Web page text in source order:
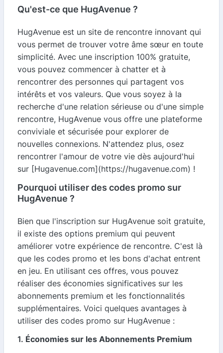
Qu'est-ce que HugAvenue ?
HugAvenue est un site de rencontre innovant qui
vous permet de trouver votre âme sœur en toute
simplicité. Avec une inscription 100% gratuite,
vous pouvez commencer à chatter et à
rencontrer des personnes qui partagent vos
intérêts et vos valeurs. Que vous soyez à la
recherche d'une relation sérieuse ou d'une simple
rencontre, HugAvenue vous offre une plateforme
conviviale et sécurisée pour explorer de
nouvelles connexions. N'attendez plus, osez
rencontrer l'amour de votre vie dès aujourd'hui
sur [Hugavenue.com](https://hugavenue.com) !
Pourquoi utiliser des codes promo sur
HugAvenue ?
Bien que l'inscription sur HugAvenue soit gratuite,
il existe des options premium qui peuvent
améliorer votre expérience de rencontre. C'est là
que les codes promo et les bons d'achat entrent
en jeu. En utilisant ces offres, vous pouvez
réaliser des économies significatives sur les
abonnements premium et les fonctionnalités
supplémentaires. Voici quelques avantages à
utiliser des codes promo sur HugAvenue :
1. Économies sur les Abonnements Premium